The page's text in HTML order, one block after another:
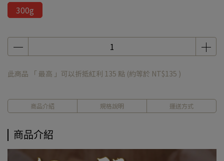
300g
此商品 「 最高 」可以折抵紅利 135 點 (約等於 NT$135 )
商品介紹 規格說明 運送方式
商品介紹